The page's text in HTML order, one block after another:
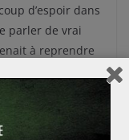
d’espoir dans
parler de vrai
à reprendre
Et Moscou
Nous
directeur de la